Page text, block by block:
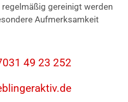
gereinigt werden
Aufmerksamkeit
49 23 252